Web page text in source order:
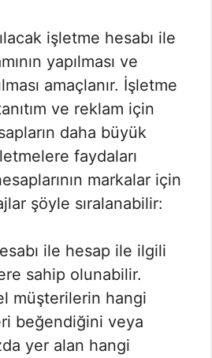
işletme hesabı ile
yapılması ve
amaçlanır. İşletme
ve reklam için
daha büyük
faydaları
markalar için
şöyle sıralanabilir:
ile hesap ile ilgili
sahip olunabilir.
müşterilerin hangi
beğendiğini veya
yer alan hangi